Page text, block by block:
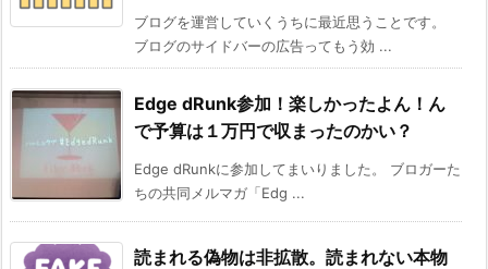
ブログを運営していくうちに最近思うことです。
ブログのサイドバーの広告ってもう効 ...
Edge dRunk参加！楽しかったよん！ん
で予算は１万円で収まったのかい？
Edge dRunkに参加してまいりました。 ブロガーた
ちの共同メルマガ「Edg ...
読まれる偽物は非拡散。読まれない本物